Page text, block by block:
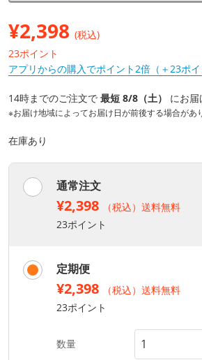
¥2,398 (税込)
23ポイント
アプリからの購入でポイント2倍（＋23ポイ
14時までのご注文で 最短 8/8（土） にお届
※お届け地域によってお届け日が前後する場合があ
在庫あり
通常注文
¥2,398
（税込）送料無料
23ポイント
定期便
¥2,398
（税込）送料無料
23ポイント
数量